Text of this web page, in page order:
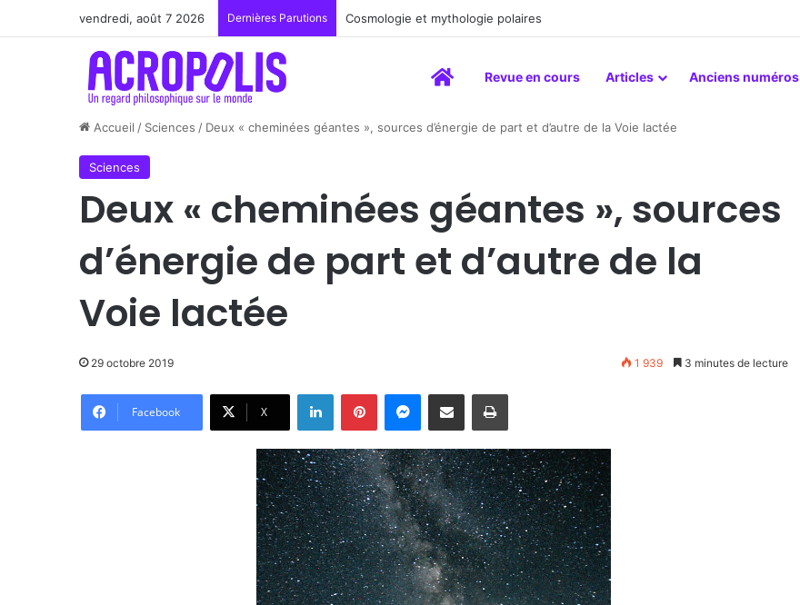
vendredi, août 7 2026 Dernières Parutions Renoir : la peinture comme un art du lien
AccueilRevue en cours Articles Anciens numéros
Accueil / Sciences / Deux « cheminées géantes », sources d’énergie de part et d’autre de la Voie lactée
Sciences
Deux « cheminées géantes », sources
d’énergie de part et d’autre de la
Voie lactée
29 octobre 2019 1 939 3 minutes de lecture
Facebook X
LinkedinPinterestMessenger
Partager par email Imprimer